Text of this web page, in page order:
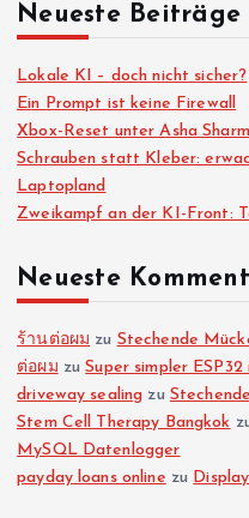
Neueste Beiträge
Lokale KI – doch nicht sicher?
Ein Prompt ist keine Firewall
Xbox-Reset unter Asha
Schrauben statt Kleber:
Laptopland
Zweikampf an der KI-Front:
Neueste
ร้านต่อผม zu Stechende
ต่อผม zuSuper simpler
driveway sealing zu
Stem Cell Therapy Bangkok
MySQL Datenlogger
payday loans online zu